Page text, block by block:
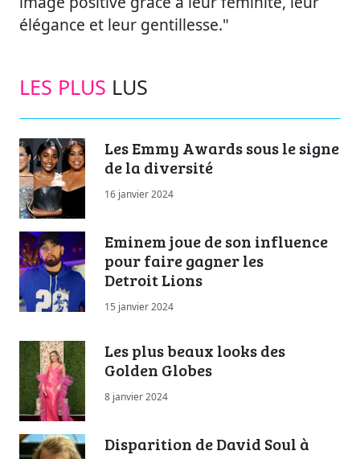
élégance et leur gentillesse."
LES PLUS LUS
Les Emmy Awards sous le signe
de la diversité
16 janvier 2024
Eminem joue de son influence
pour faire gagner les
Detroit Lions
15 janvier 2024
Les plus beaux looks des
Golden Globes
8 janvier 2024
Disparition de David Soul à